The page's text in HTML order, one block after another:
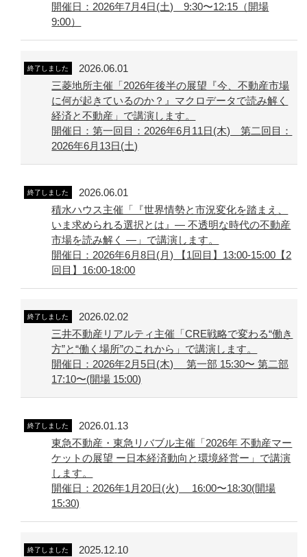
開催日：2026年7月4日(土) 9:30〜12:15（開場
9:00）
終了しました
2026.06.01
三菱地所主催「2026年後半の展望『今、不動産市場
に何が起きているのか？』マクロデータで読み解く
経済と不動産」で講演します。
開催日：第一回目：2026年6月11日(木) 第二回目：
2026年6月13日(土)
終了しました
2026.06.01
積水ハウス主催「『世界情勢と市況変化を踏まえ、
いま求められる選択とは』― 不透明な時代の不動産
市場を読み解く ―」で講演します。
開催日：2026年6月8日(月) 【1回目】13:00-15:00【2
回目】16:00-18:00
終了しました
2026.02.02
三井不動産リアルティ主催「CRE戦略で変わる“働き
方”と“働く場所”のこれから」で講演します。
開催日：2026年2月5日(木) 第一部 15:30〜 第二部
17:10〜(開場 15:00)
終了しました
2026.01.13
東急不動産・東急リバブル主催「2026年 不動産マー
ケットの展望 ー日本経済動向と環境経営ー」で講演
します。
開催日：2026年1月20日(火) 16:00〜18:30(開場
15:30)
終了しました
2025.12.10